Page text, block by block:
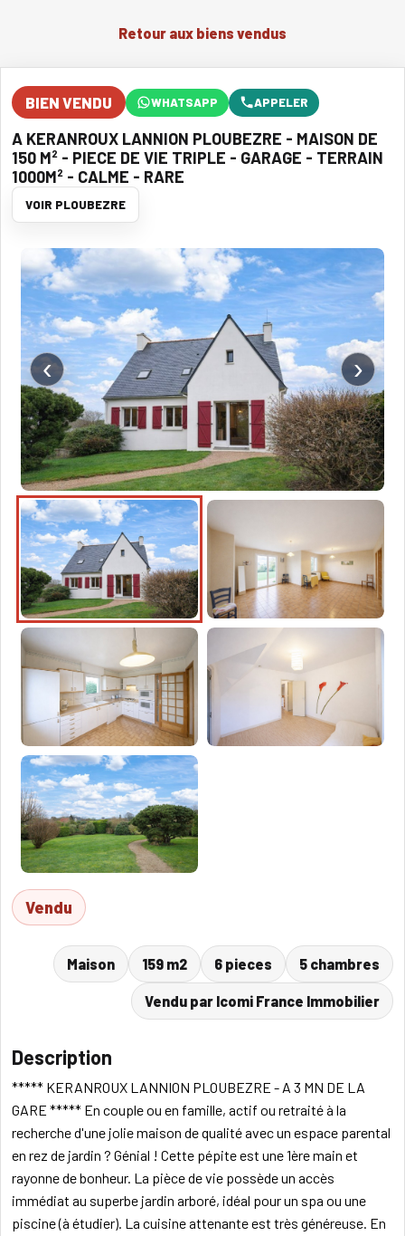
Retour aux biens vendus
BIEN VENDU WHATSAPP APPELER
A KERANROUX LANNION PLOUBEZRE - MAISON DE
150 M² - PIECE DE VIE TRIPLE - GARAGE - TERRAIN
1000M² - CALME - RARE
VOIR PLOUBEZRE
‹ ›
Vendu
Maison 159 m2 6 pieces 5 chambres
Vendu par Icomi France Immobilier
Description
***** KERANROUX LANNION PLOUBEZRE - A 3 MN DE LA
GARE ***** En couple ou en famille, actif ou retraité à la
recherche d'une jolie maison de qualité avec un espace parental
en rez de jardin ? Génial ! Cette pépite est une 1ère main et
rayonne de bonheur. La pièce de vie possède un accès
immédiat au superbe jardin arboré, idéal pour un spa ou une
piscine (à étudier). La cuisine attenante est très généreuse. En